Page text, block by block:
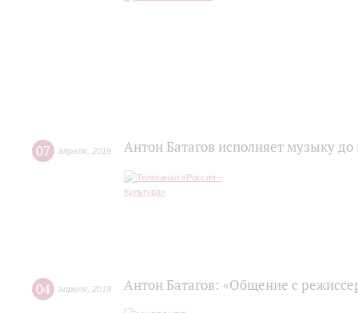
07 апреля 2019 Антон Батагов исполняет музыку
04 апреля 2019 Антон Батагов: «Общение с